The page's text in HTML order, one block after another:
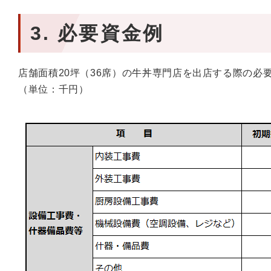
3. 必要資金例
店舗面積20坪（36席）の牛丼専門店を出店する際の必
（単位：千円）